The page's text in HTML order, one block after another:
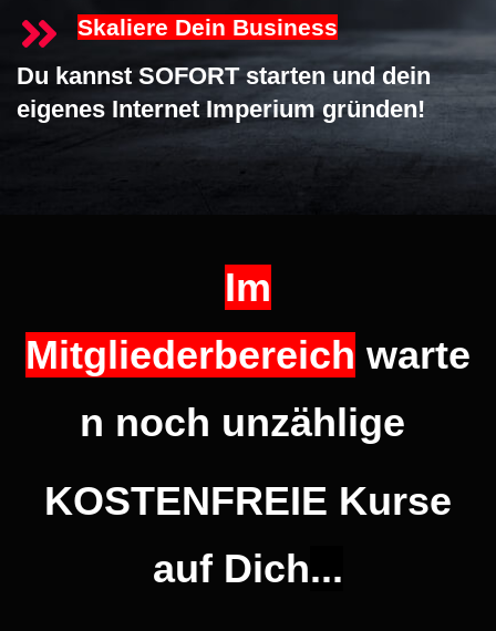
Skaliere Dein Business
Du kannst SOFORT starten und dein
eigenes Internet Imperium gründen!
Im
Mitgliederbereich warte
n noch unzählige
KOSTENFREIE Kurse
auf Dich...